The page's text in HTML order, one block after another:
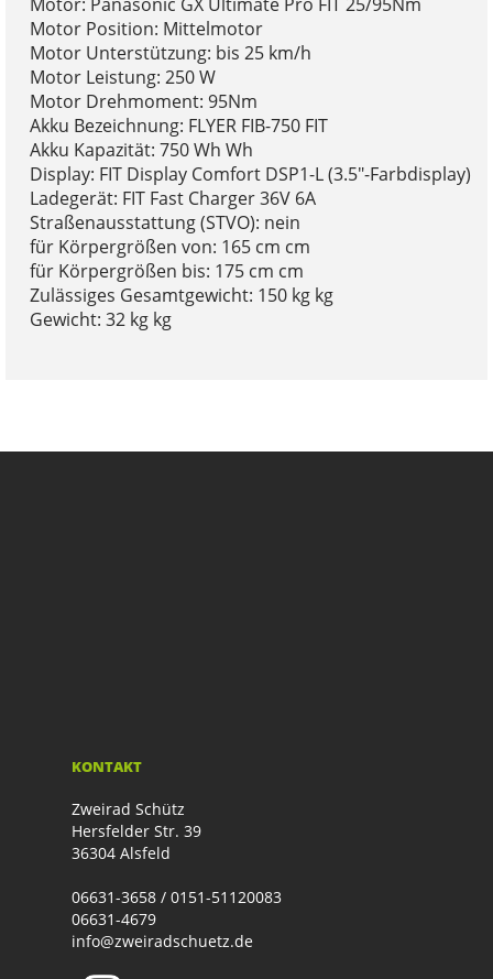
Motor Position: Mittelmotor
Motor Unterstützung: bis 25 km/h
Motor Leistung: 250 W
Motor Drehmoment: 95Nm
Akku Bezeichnung: FLYER FIB-750 FIT
Akku Kapazität: 750 Wh Wh
Display: FIT Display Comfort DSP1-L (3.5"-Farbdisplay)
Ladegerät: FIT Fast Charger 36V 6A
Straßenausstattung (STVO): nein
für Körpergrößen von: 165 cm cm
für Körpergrößen bis: 175 cm cm
Zulässiges Gesamtgewicht: 150 kg kg
Gewicht: 32 kg kg
KONTAKT
Zweirad Schütz
Hersfelder Str. 39
36304 Alsfeld
06631-3658 / 0151-51120083
06631-4679
info@zweiradschuetz.de